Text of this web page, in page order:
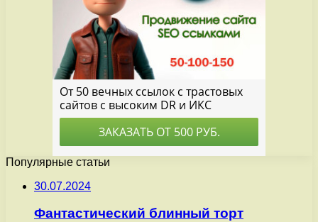
Популярные статьи
30.07.2024
Фантастический блинный торт